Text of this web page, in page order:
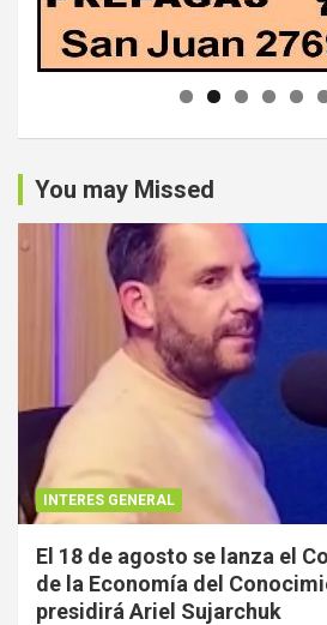
You may Missed
INTERES GENERAL
El 18 de agosto se lanza el
de la Economía del
presidirá Ariel Sujarchuk